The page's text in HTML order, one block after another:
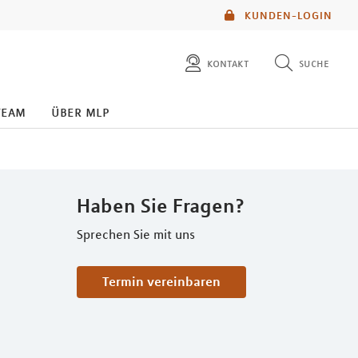
KUNDEN-LOGIN
kontakt suche
über mlp
Haben Sie Fragen?
Sprechen Sie mit uns
Termin vereinbaren